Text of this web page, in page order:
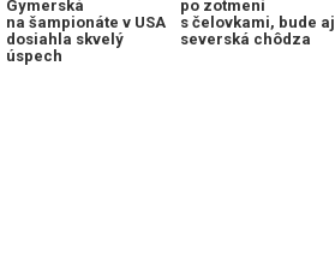
Gymerská
na šampionáte v USA
dosiahla skvelý
úspech
po zotmení
s čelovkami, bude aj
severská chôdza